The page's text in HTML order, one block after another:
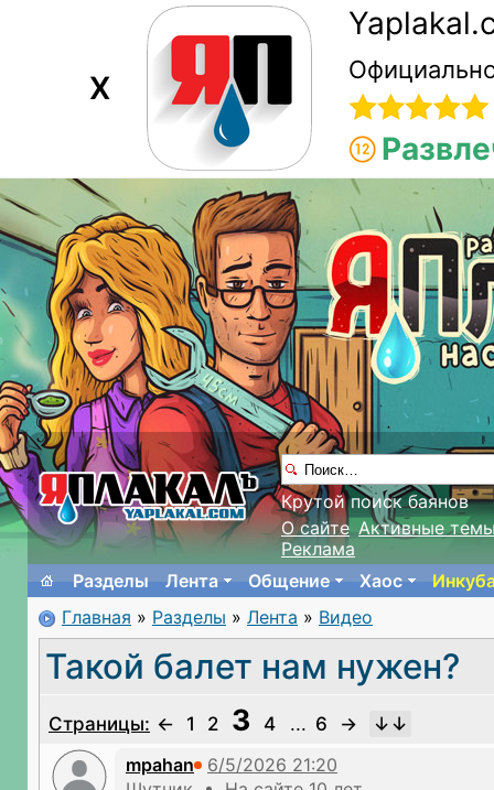
X
Крутой поиск баянов
О сайте Активные
Реклама
Разделы
Лента Общение Хаос
Главная » Разделы » Лента » Видео
Такой балет нам нужен?
Страницы: ← 1 2 3 4 ... 6
→
mpahan